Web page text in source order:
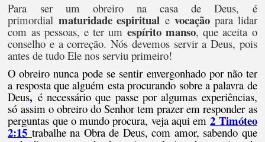
Para ser um obreiro na casa de Deus, é
primordial maturidade espiritual e vocaçãopara lidar
com as pessoas, e ter umespírito manso, que aceita o
conselho e a correção. Nós devemos servir a Deus, pois
antes de tudo Ele nos serviu primeiro!
O obreiro nunca pode se sentir envergonhado por não ter
a resposta que alguém esta procurando sobre a palavra de
Deus, é necessário que passe por algumas experiências,
só assim o obreiro do Senhor tem prazer em responder as
perguntas que o mundo procura, veja aqui em 2 Timóteo
2:15 trabalhe na Obra de Deus, com amor, sabendo que